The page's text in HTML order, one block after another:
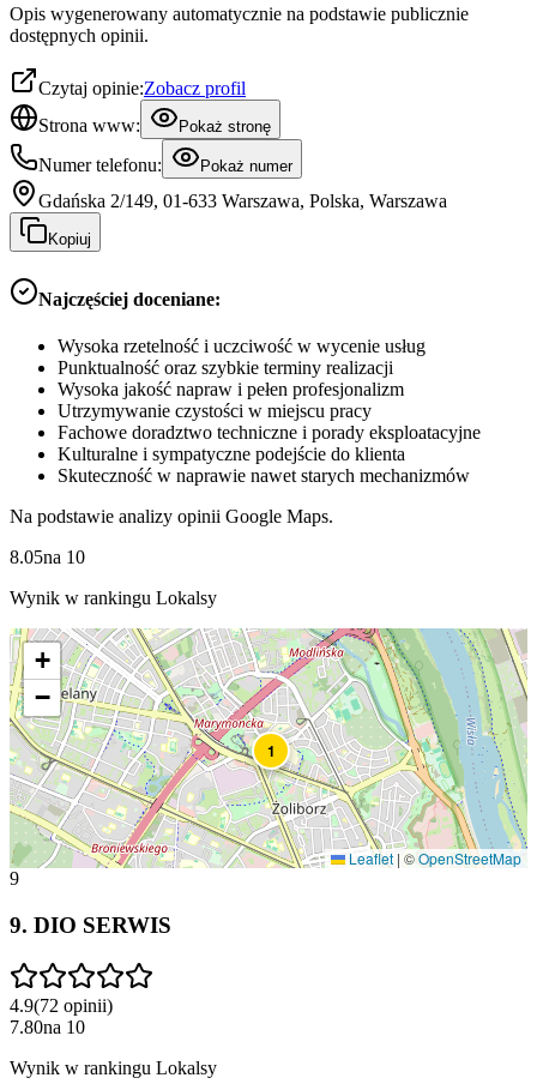
Opis wygenerowany automatycznie na podstawie publicznie
dostępnych opinii.
Czytaj opinie:Zobacz profil
Strona www:
Pokaż stronę
Numer telefonu: Pokaż numer
Gdańska 2/149, 01-633 Warszawa, Polska, Warszawa
Kopiuj
Najczęściej doceniane:
Wysoka rzetelność i uczciwość w wycenie usług
Punktualność oraz szybkie terminy realizacji
Wysoka jakość napraw i pełen profesjonalizm
Utrzymywanie czystości w miejscu pracy
Fachowe doradztwo techniczne i porady eksploatacyjne
Kulturalne i sympatyczne podejście do klienta
Skuteczność w naprawie nawet starych mechanizmów
Na podstawie analizy opinii Google Maps.
8.05na 10
Wynik w rankingu Lokalsy
1
+
−
Leaflet | ©OpenStreetMap
9
9. DIO SERWIS
4.9(72 opinii)
7.80na 10
Wynik w rankingu Lokalsy